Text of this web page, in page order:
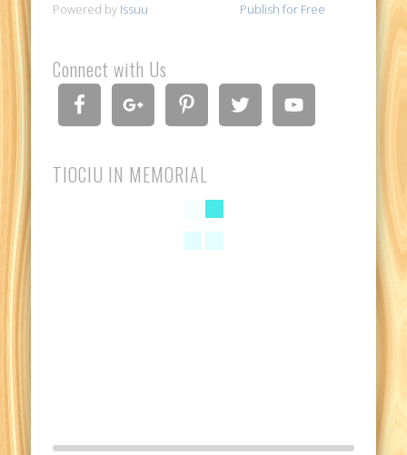
Powered by Issuu Publish for Free
Connect with Us
TIOCIU IN MEMORIAL